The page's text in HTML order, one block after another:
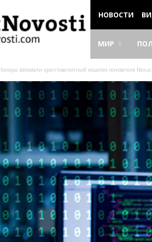
НОВОСТИ
МИР
Хакеры взломали криптовалютный кошелек основателя